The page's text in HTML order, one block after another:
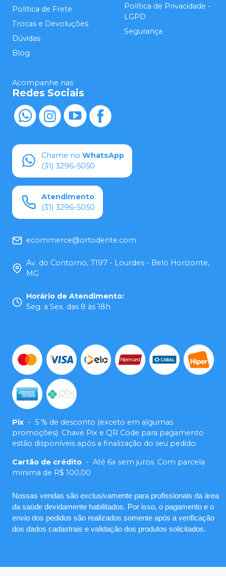
Política de Frete
Trocas e Devoluções
Dúvidas
Blog
Política de Privacidade -
LGPD
Segurança
Acompanhe nas
Redes Sociais
Chame no WhatsApp
(31) 3296-5050
Atendimento
(31) 3296-5050
ecommerce@ortodente.com
Av. do Contorno, 7197 - Lourdes - Belo Horizonte,
MG
Horário de Atendimento:
Seg. a Sex. das 8 às 18h
Pix - 5 % de desconto (exceto em algumas
promoções). Chave Pix e QR Code para pagamento
estão disponíveis após a finalização do seu pedido.
Cartão de crédito - Até 6x sem juros. Com parcela
mínima de R$ 100,00
Nossas vendas são exclusivamente para profissionais da área
da saúde devidamente habilitados. Por isso, o pagamento e o
envio dos pedidos são realizados somente após a verificação
dos dados cadastrais e validação dos produtos solicitados.